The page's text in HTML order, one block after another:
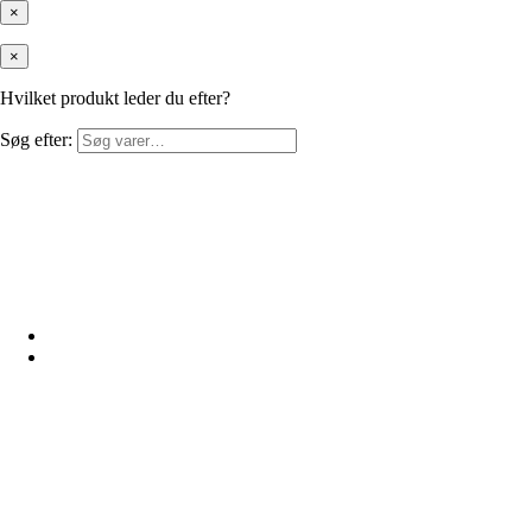
×
×
Hvilket produkt leder du efter?
Søg efter: